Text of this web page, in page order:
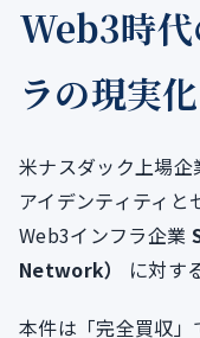
Web3時
ラの現実化
米ナスダック上場企
アイデンティティと
Web3インフラ企業
Network）
に対す
本件は「完全買収」